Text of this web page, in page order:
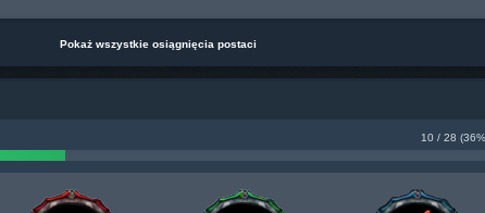
Pokaż wszystkie osiągnięcia postaci
10 / 28